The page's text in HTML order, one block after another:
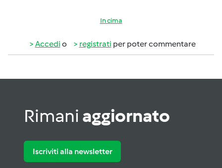
In cima
Accedi o registrati per poter commentare
Rimani aggiornato
Iscriviti alla newsletter